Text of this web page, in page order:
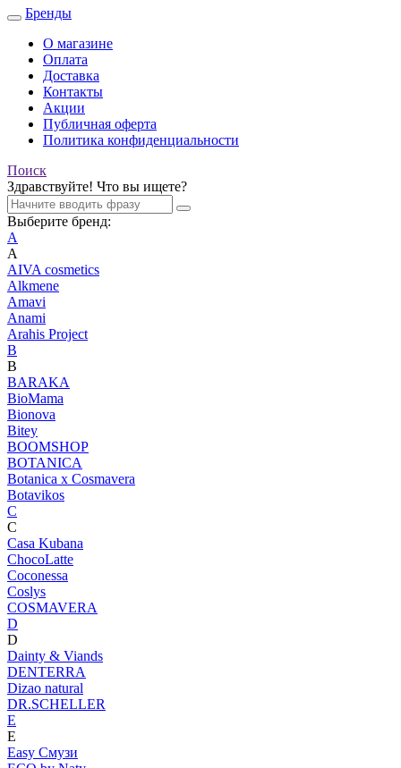
Бренды
О магазине
Оплата
Доставка
Контакты
Акции
Публичная оферта
Политика конфиденциальности
Поиск
Здравствуйте! Что вы ищете?
Выберите бренд:
A
A
AIVA cosmetics
Alkmene
Amavi
Anami
Arahis Project
B
B
BARAKA
BioMama
Bionova
Bitey
BOOMSHOP
BOTANICA
Botanica х Cosmavera
Botavikos
C
C
Casa Kubana
ChocoLatte
Coconessa
Coslys
COSMAVERA
D
D
Dainty & Viands
DENTERRA
Dizao natural
DR.SCHELLER
E
E
Easy Смузи